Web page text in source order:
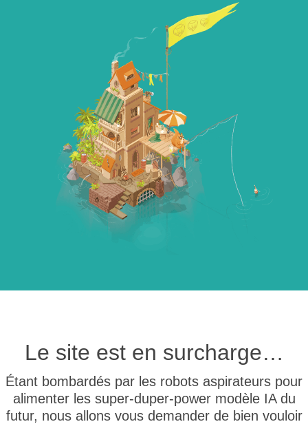
Le site est en surcharge…
Étant bombardés par les robots aspirateurs pour
alimenter les super-duper-power modèle IA du
futur, nous allons vous demander de bien vouloir